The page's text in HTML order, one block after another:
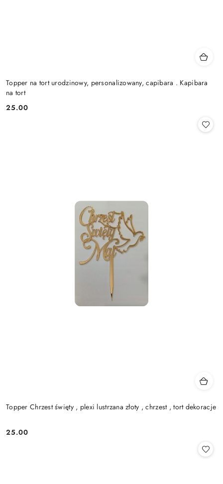
Topper na tort urodzinowy, personalizowany, capibara . Kapibara
na tort
Cena:
25.00
Topper Chrzest święty , plexi lustrzana złoty , chrzest , tort dekoracje
Cena:
25.00